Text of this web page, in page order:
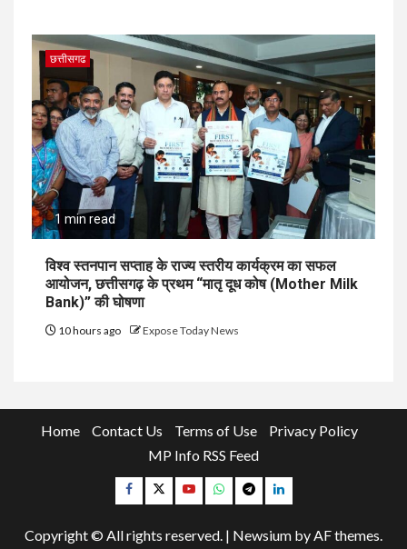
छत्तीसगढ
1 min read
विश्व स्तनपान सप्ताह के राज्य स्तरीय कार्यक्रम का सफल
आयोजन, छत्तीसगढ़ के प्रथम “मातृ दूध कोष (Mother Milk
Bank)” की घोषणा
10 hours ago Expose Today News
Home Contact Us Terms of Use
Privacy Policy
MP Info RSS Feed
Facebook
TwitterYouTubeWhatsapp
TelegramLinkedin
Copyright © All rights reserved. | Newsium by AF themes.